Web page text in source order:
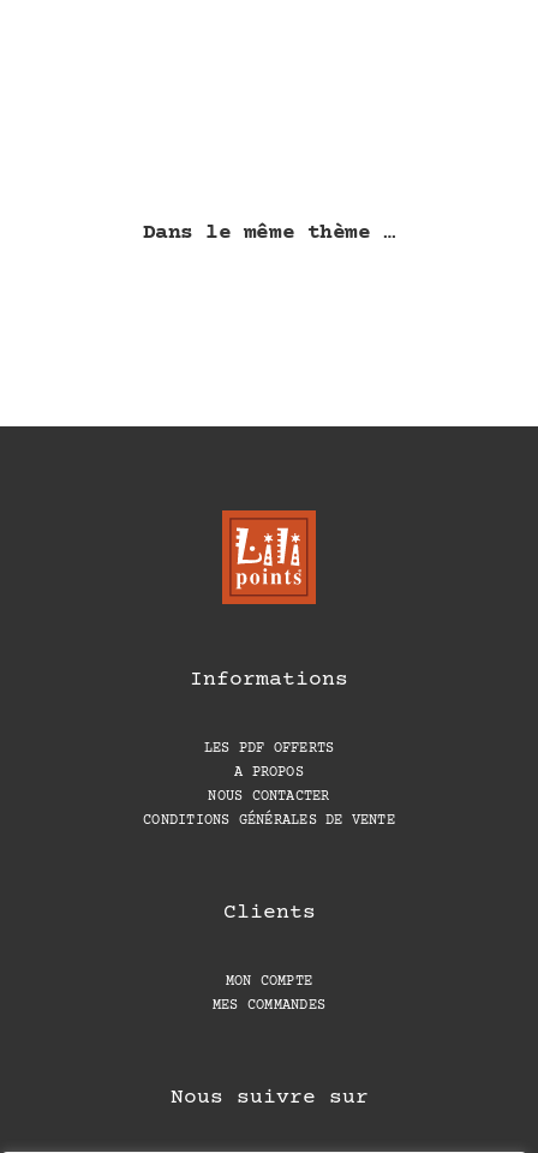
Dans le même thème …
Informations
LES PDF OFFERTS
A PROPOS
NOUS CONTACTER
CONDITIONS GÉNÉRALES DE VENTE
Clients
MON COMPTE
MES COMMANDES
Nous suivre sur